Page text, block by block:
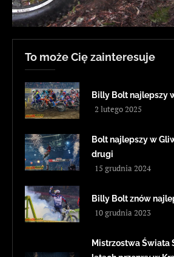
To może Cię zainteresuje
Billy Bolt najlepszy
2 lutego 2025
Bolt najlepszy w
drugi
15 grudnia 2024
Billy Bolt znów
10 grudnia 2023
Mistrzostwa Świata